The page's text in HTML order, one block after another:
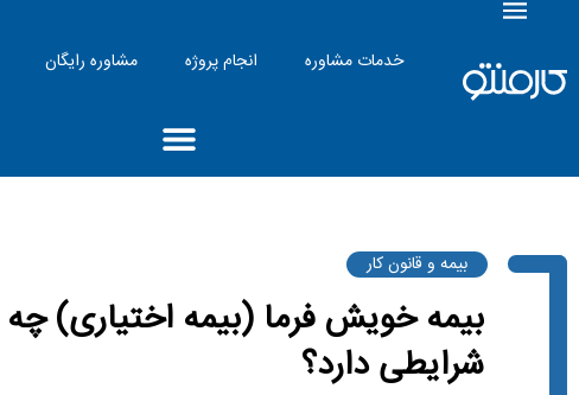
خدمات مشاوره انجام پروژه مشاوره رایگان
بیمه و قانون کار
بیمه خویش فرما (بیمه اختیاری) چه
شرایطی دارد؟